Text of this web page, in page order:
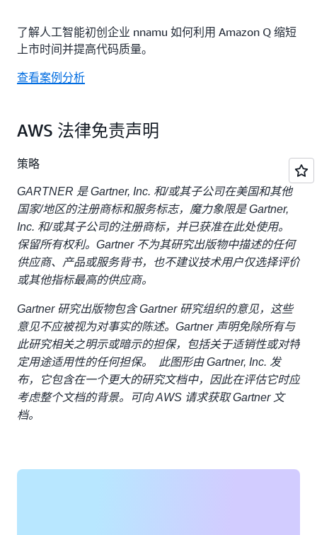
了解人工智能初创企业 nnamu 如何利用 Amazon Q 缩短
上市时间并提高代码质量。
查看案例分析
AWS 法律免责声明
策略
GARTNER 是 Gartner, Inc. 和/或其子公司在美国和其他
国家/地区的注册商标和服务标志，魔力象限是 Gartner,
Inc. 和/或其子公司的注册商标，并已获准在此处使用。
保留所有权利。Gartner 不为其研究出版物中描述的任何
供应商、产品或服务背书，也不建议技术用户仅选择评价
或其他指标最高的供应商。
Gartner 研究出版物包含 Gartner 研究组织的意见，这些
意见不应被视为对事实的陈述。Gartner 声明免除所有与
此研究相关之明示或暗示的担保，包括关于适销性或对特
定用途适用性的任何担保。 此图形由 Gartner, Inc. 发
布，它包含在一个更大的研究文档中，因此在评估它时应
考虑整个文档的背景。可向 AWS 请求获取 Gartner 文
档。